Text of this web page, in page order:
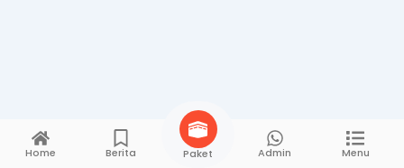
Home Berita Paket Admin Menu